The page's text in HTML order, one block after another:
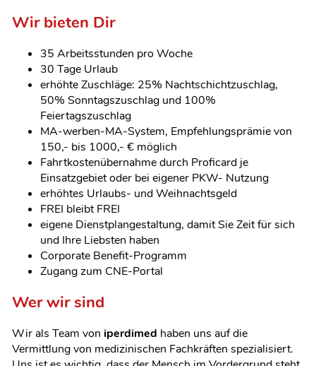
Wir bieten Dir
35 Arbeitsstunden pro Woche
30 Tage Urlaub
erhöhte Zuschläge: 25% Nachtschichtzuschlag,
50% Sonntagszuschlag und 100%
Feiertagszuschlag
MA-werben-MA-System, Empfehlungsprämie von
150,- bis 1000,- € möglich
Fahrtkostenübernahme durch Proficard je
Einsatzgebiet oder bei eigener PKW- Nutzung
erhöhtes Urlaubs- und Weihnachtsgeld
FREI bleibt FREI
eigene Dienstplangestaltung, damit Sie Zeit für sich
und Ihre Liebsten haben
Corporate Benefit-Programm
Zugang zum CNE-Portal
Wer wir sind
Wir als Team von iperdimed haben uns auf die
Vermittlung von medizinischen Fachkräften spezialisiert.